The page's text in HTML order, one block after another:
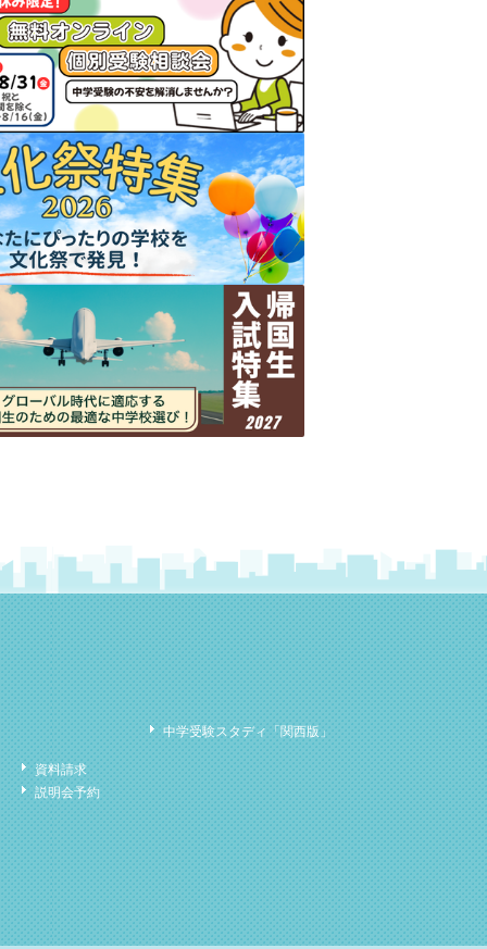
中学受験スタディ「関西版」
資料請求
説明会予約